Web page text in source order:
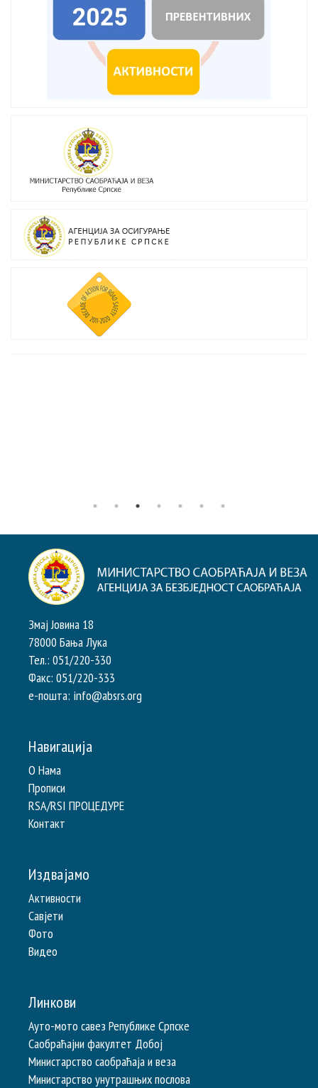
Змај Јовина 18
78000 Бања Лука
Тел.: 051/220-330
Факс: 051/220-333
e-пошта: info@absrs.org
Навигација
О Нама
Прописи
RSA/RSI ПРОЦЕДУРЕ
Контакт
Издвајамо
Активности
Савјети
Фото
Видео
Линкови
Ауто-мото савез Републике Српске
Саобраћајни факултет Добој
Министарство саобраћаја и веза
Министарство унутрашњих послова